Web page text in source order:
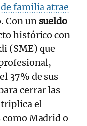
familia atrae
Con un sueldo
histórico con
(SME) que
37% de sus
cerrar las
triplica el
Madrid o